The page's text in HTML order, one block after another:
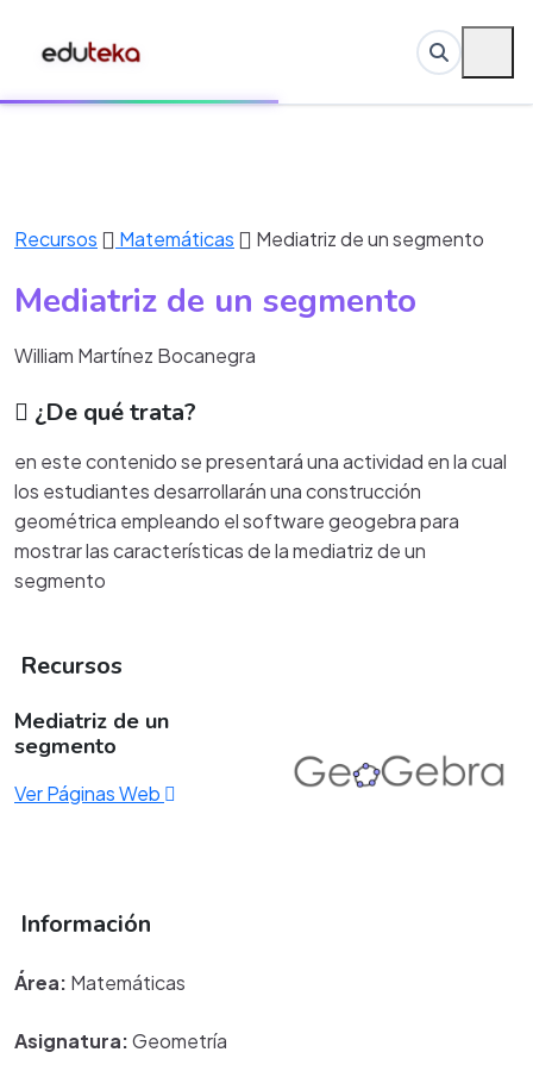
Recursos Matemáticas Mediatriz de un segmento
Mediatriz de un segmento
William Martínez Bocanegra
¿De qué trata?
en este contenido se presentará una actividad en la cual
los estudiantes desarrollarán una construcción
geométrica empleando el software geogebra para
mostrar las características de la mediatriz de un
segmento
Recursos
Mediatriz de un
segmento
Ver Páginas Web
Información
Área: Matemáticas
Asignatura:Geometría